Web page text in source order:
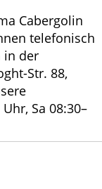
Cabergolin
telefonisch
in der
Str. 88,
Sa 08:30–